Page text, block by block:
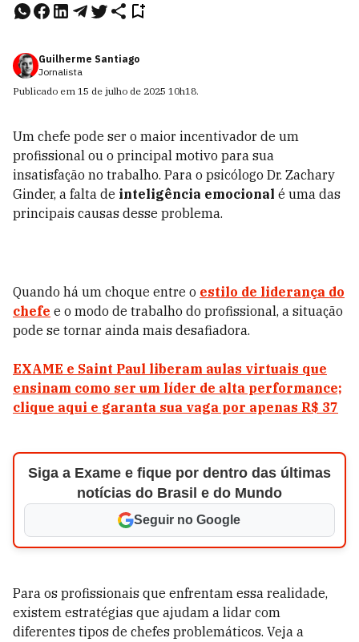
Guilherme Santiago
Jornalista
Publicado em 15 de julho de 2025 10h18.
Um chefe pode ser o maior incentivador de um
profissional ou o principal motivo para sua
insatisfação no trabalho. Para o psicólogo Dr. Zachary
Ginder, a falta de inteligência emocional é uma das
principais causas desse problema.
Quando há um choque entre o estilo de liderança do
chefe e o modo de trabalho do profissional, a situação
pode se tornar ainda mais desafiadora.
EXAME e Saint Paul liberam aulas virtuais que
ensinam como ser um líder de alta performance;
clique aqui e garanta sua vaga por apenas R$ 37
Siga a Exame e fique por dentro das últimas
notícias do Brasil e do Mundo
Seguir no Google
Para os profissionais que enfrentam essa realidade,
existem estratégias que ajudam a lidar com
diferentes tipos de chefes problemáticos. Veja a